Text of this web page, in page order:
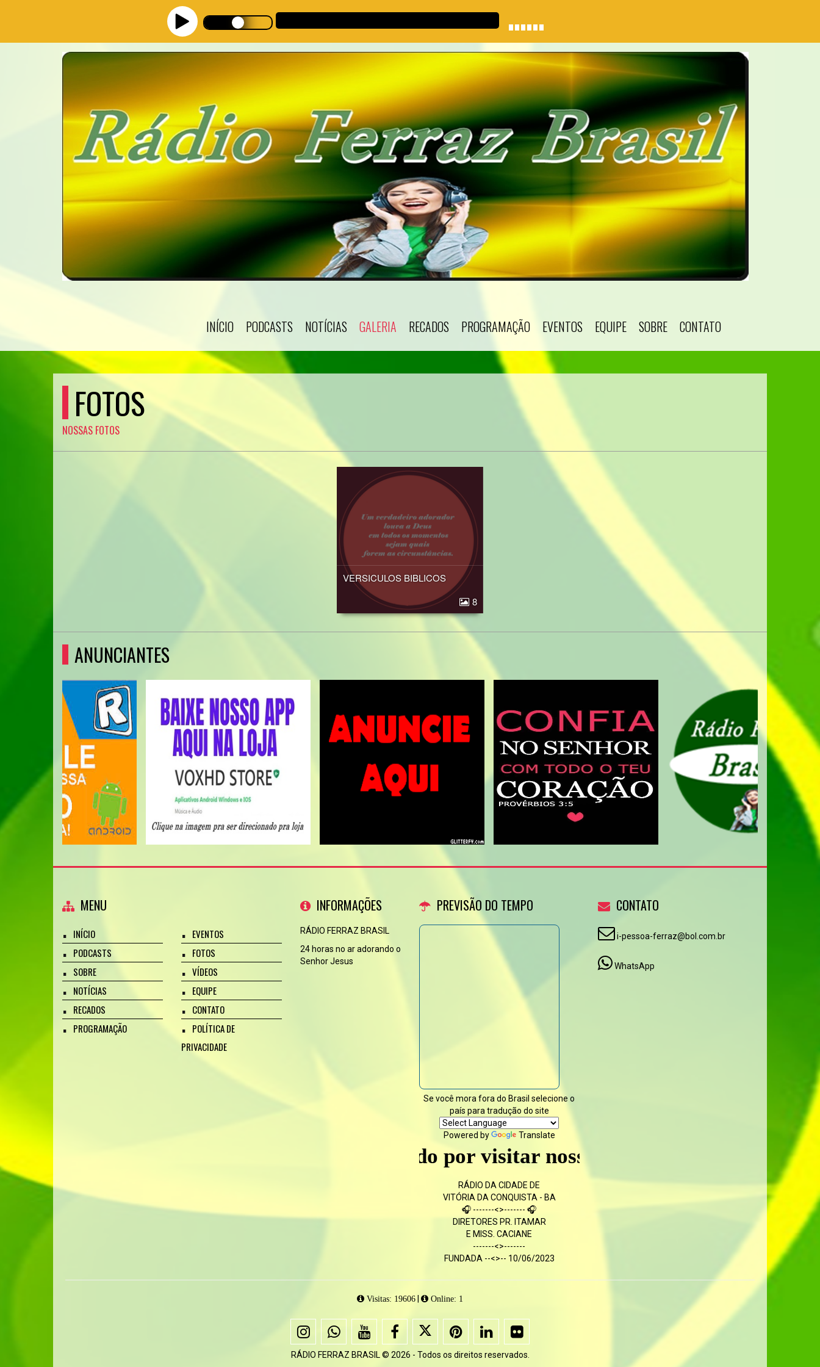
INÍCIO PODCASTS NOTÍCIAS GALERIA RECADOS PROGRAMAÇÃO EVENTOS EQUIPE SOBRE CONTATO
FOTOS
NOSSAS FOTOS
VERSICULOS BIBLICOS
8
ANUNCIANTES
MENU
INÍCIO
PODCASTS
SOBRE
NOTÍCIAS
RECADOS
PROGRAMAÇÃO
EVENTOS
FOTOS
VÍDEOS
EQUIPE
CONTATO
POLÍTICA DE
PRIVACIDADE
INFORMAÇÕES
RÁDIO FERRAZ BRASIL
24 horas no ar adorando o
Senhor Jesus
PREVISÃO DO TEMPO
Se você mora fora do Brasil selecione o
país para tradução do site
Powered by Translate
Obrigado por visitar nosso site - Volte sempre
RÁDIO DA CIDADE DE
VITÓRIA DA CONQUISTA - BA
🎧 -------<>------- 🎧
DIRETORES PR. ITAMAR
E MISS. CACIANE
-------<>-------
FUNDADA --<>-- 10/06/2023
CONTATO
i-pessoa-ferraz@bol.com.br
WhatsApp
Visitas: 19606 Online: 1
RÁDIO FERRAZ BRASIL © 2026 - Todos os direitos reservados.